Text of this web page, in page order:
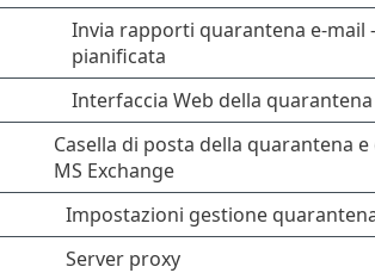
Invia rapporti quarantena e-mail
pianificata
Interfaccia Web della
Casella di posta della quarantena
MS Exchange
Impostazioni gestione
Server proxy